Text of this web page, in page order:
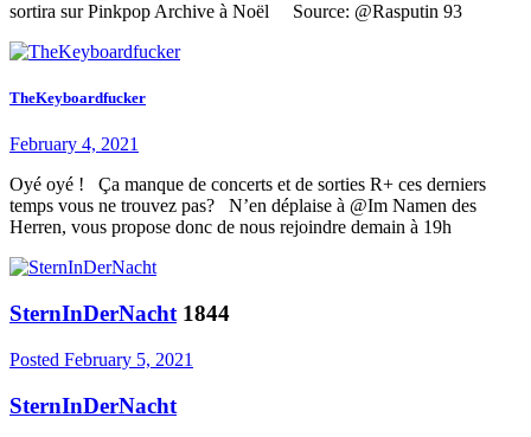
sortira sur Pinkpop Archive à Noël Source: @Rasputin 93
TheKeyboardfucker
February 4, 2021
Oyé oyé ! Ça manque de concerts et de sorties R+ ces derniers
temps vous ne trouvez pas? N’en déplaise à @Im Namen des
Herren, vous propose donc de nous rejoindre demain à 19h
SternInDerNacht 1844
Posted February 5, 2021
SternInDerNacht